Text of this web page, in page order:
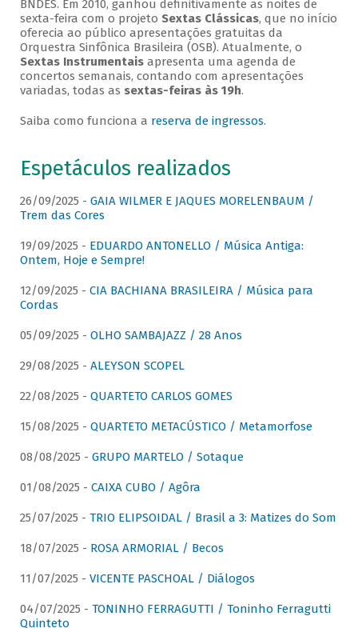
BNDES. Em 2010, ganhou definitivamente as noites de
sexta-feira com o projeto Sextas Clássicas, que no início
oferecia ao público apresentações gratuitas da
Orquestra Sinfônica Brasileira (OSB). Atualmente, o
Sextas Instrumentaisapresenta uma agenda de
concertos semanais, contando com apresentações
variadas, todas as sextas-feiras às 19h.
Saiba como funciona a reserva de ingressos.
Espetáculos realizados
26/09/2025 - GAIA WILMER E JAQUES MORELENBAUM /
Trem das Cores
19/09/2025 - EDUARDO ANTONELLO / Música Antiga:
Ontem, Hoje e Sempre!
12/09/2025 - CIA BACHIANA BRASILEIRA / Música para
Cordas
05/09/2025 - OLHO SAMBAJAZZ / 28 Anos
29/08/2025 - ALEYSON SCOPEL
22/08/2025 - QUARTETO CARLOS GOMES
15/08/2025 - QUARTETO METACÚSTICO / Metamorfose
08/08/2025 - GRUPO MARTELO / Sotaque
01/08/2025 - CAIXA CUBO / Agôra
25/07/2025 - TRIO ELIPSOIDAL / Brasil a 3: Matizes do Som
18/07/2025 - ROSA ARMORIAL / Becos
11/07/2025 - VICENTE PASCHOAL / Diálogos
04/07/2025 - TONINHO FERRAGUTTI / Toninho Ferragutti
Quinteto